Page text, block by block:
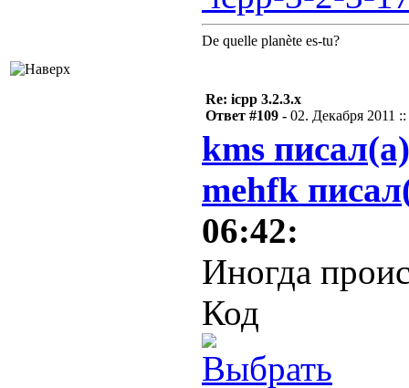
De quelle planète es-tu?
Re: icpp 3.2.3.x
Ответ #109 - 02. Декабря 2011
kms писал(а)
mehfk
06:42:
Иногда
Код